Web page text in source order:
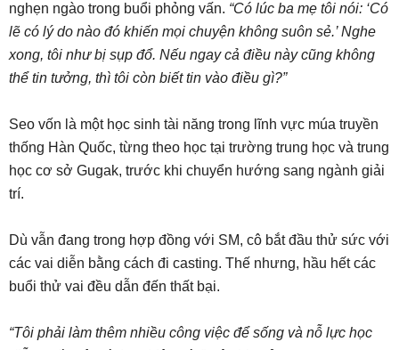
nghẹn ngào trong buổi phỏng vấn. “Có lúc ba mẹ tôi nói: ‘Có
lẽ có lý do nào đó khiến mọi chuyện không suôn sẻ.’ Nghe
xong, tôi như bị sụp đổ. Nếu ngay cả điều này cũng không
thể tin tưởng, thì tôi còn biết tin vào điều gì?”
Seo vốn là một học sinh tài năng trong lĩnh vực múa truyền
thống Hàn Quốc, từng theo học tại trường trung học và trung
học cơ sở Gugak, trước khi chuyển hướng sang ngành giải
trí.
Dù vẫn đang trong hợp đồng với SM, cô bắt đầu thử sức với
các vai diễn bằng cách đi casting. Thế nhưng, hầu hết các
buổi thử vai đều dẫn đến thất bại.
“Tôi phải làm thêm nhiều công việc để sống và nỗ lực học